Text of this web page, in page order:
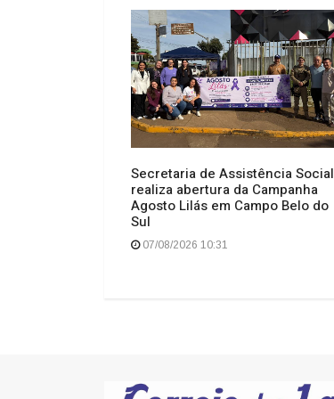
Secretaria de Assistência Social
realiza abertura da Campanha
Agosto Lilás em Campo Belo do
Sul
07/08/2026 10:31